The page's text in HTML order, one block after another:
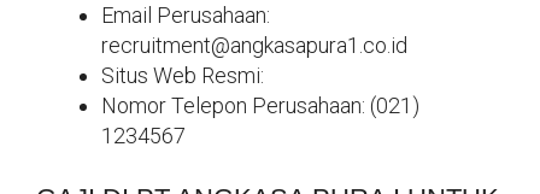
Email Perusahaan:
recruitment@angkasapura1.co.id
Situs Web Resmi:
Nomor Telepon Perusahaan: (021)
1234567